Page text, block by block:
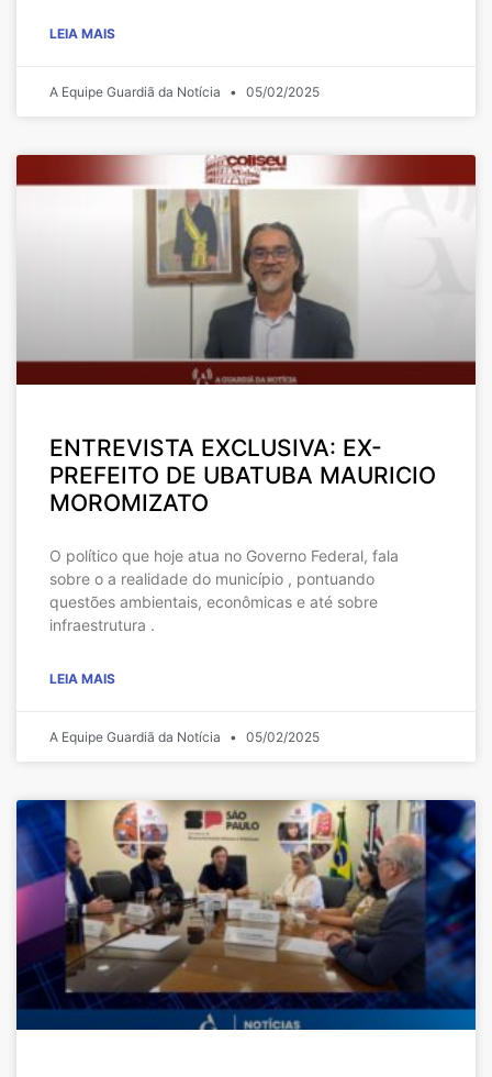
LEIA MAIS
A Equipe Guardiã da Notícia 05/02/2025
ENTREVISTA EXCLUSIVA: EX-
PREFEITO DE UBATUBA MAURICIO
MOROMIZATO
O político que hoje atua no Governo Federal, fala
sobre o a realidade do município , pontuando
questões ambientais, econômicas e até sobre
infraestrutura .
LEIA MAIS
A Equipe Guardiã da Notícia 05/02/2025